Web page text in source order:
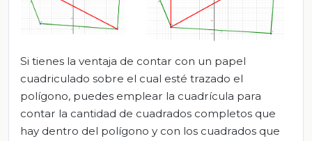
Si tienes la ventaja de contar con un papel
cuadriculado sobre el cual esté trazado el
polígono, puedes emplear la cuadrícula para
contar la cantidad de cuadrados completos que
hay dentro del polígono y con los cuadrados que